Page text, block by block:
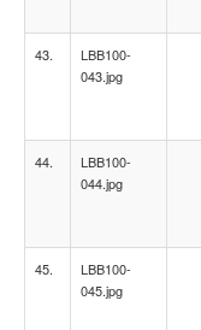
43.
LBB100-
043.jpg
44.
LBB100-
044.jpg
45.
LBB100-
045.jpg